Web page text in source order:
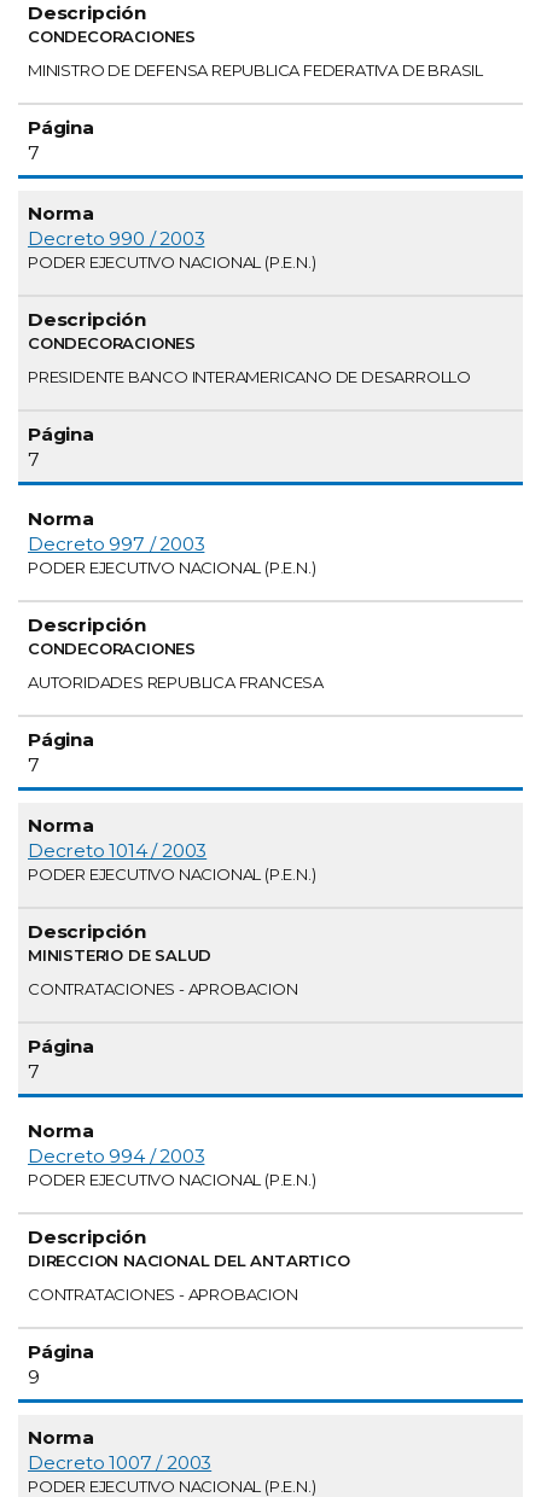
CONDECORACIONES
MINISTRO DE DEFENSA REPUBLICA FEDERATIVA DE BRASIL
7
Decreto 990 / 2003
PODER EJECUTIVO NACIONAL (P.E.N.)
CONDECORACIONES
PRESIDENTE BANCO INTERAMERICANO DE DESARROLLO
7
Decreto 997 / 2003
PODER EJECUTIVO NACIONAL (P.E.N.)
CONDECORACIONES
AUTORIDADES REPUBLICA FRANCESA
7
Decreto 1014 / 2003
PODER EJECUTIVO NACIONAL (P.E.N.)
MINISTERIO DE SALUD
CONTRATACIONES - APROBACION
7
Decreto 994 / 2003
PODER EJECUTIVO NACIONAL (P.E.N.)
DIRECCION NACIONAL DEL ANTARTICO
CONTRATACIONES - APROBACION
9
Decreto 1007 / 2003
PODER EJECUTIVO NACIONAL (P.E.N.)